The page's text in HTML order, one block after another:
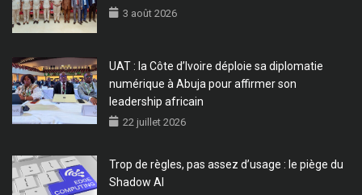
3 août 2026
UAT : la Côte d’Ivoire déploie sa diplomatie
numérique à Abuja pour affirmer son
leadership africain
22 juillet 2026
Trop de règles, pas assez d’usage : le piège du
Shadow AI